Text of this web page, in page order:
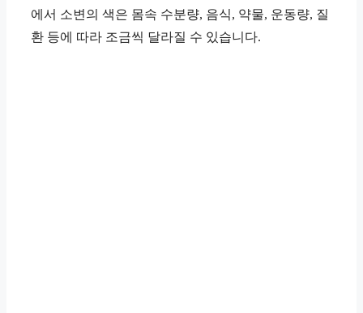
에서 소변의 색은 몸속 수분량, 음식, 약물, 운동량, 질
환 등에 따라 조금씩 달라질 수 있습니다.